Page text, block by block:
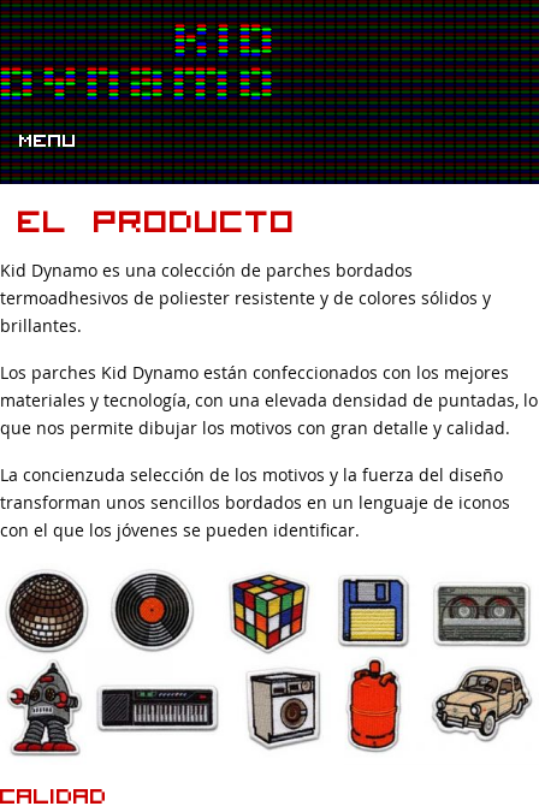
Menu
El producto
Kid Dynamo es una colección de parches bordados
termoadhesivos de poliester resistente y de colores sólidos y
brillantes.
Los parches Kid Dynamo están confeccionados con los mejores
materiales y tecnología, con una elevada densidad de puntadas, lo
que nos permite dibujar los motivos con gran detalle y calidad.
La concienzuda selección de los motivos y la fuerza del diseño
transforman unos sencillos bordados en un lenguaje de iconos
con el que los jóvenes se pueden identificar.
Calidad